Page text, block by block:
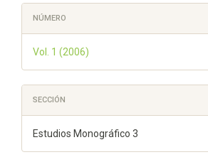
NÚMERO
Vol. 1 (2006)
SECCIÓN
Estudios Monográfico 3